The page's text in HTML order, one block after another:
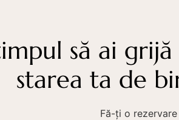
să ai
starea ta de
Fă-ți o rezervare